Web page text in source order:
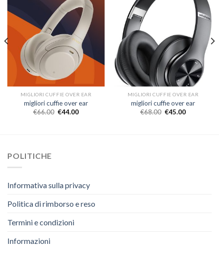
MIGLIORI CUFFIE OVER EAR
migliori cuffie over ear
€66.00 €44.00
MIGLIORI CUFFIE OVER EAR
migliori cuffie over ear
€68.00 €45.00
POLITICHE
Informativa sulla privacy
Politica di rimborso e reso
Termini e condizioni
Informazioni